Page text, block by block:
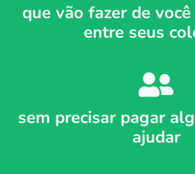
que vão fazer de
entre seus
sem precisar pagar
ajudar